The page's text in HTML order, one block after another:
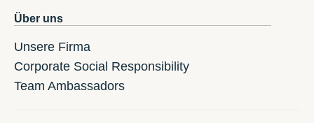
Über uns
Unsere Firma
Corporate Social Responsibility
Team Ambassadors